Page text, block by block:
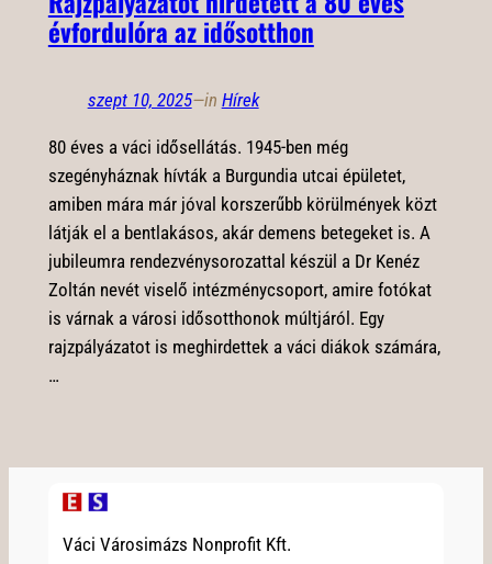
évfordulóra az idősotthon
szept 10, 2025—in Hírek
80 éves a váci idősellátás. 1945-ben még
szegényháznak hívták a Burgundia utcai épületet,
amiben mára már jóval korszerűbb körülmények közt
látják el a bentlakásos, akár demens betegeket is. A
jubileumra rendezvénysorozattal készül a Dr Kenéz
Zoltán nevét viselő intézménycsoport, amire fotókat
is várnak a városi idősotthonok múltjáról. Egy
rajzpályázatot is meghirdettek a váci diákok számára,
…
Váci Városimázs Nonprofit Kft.